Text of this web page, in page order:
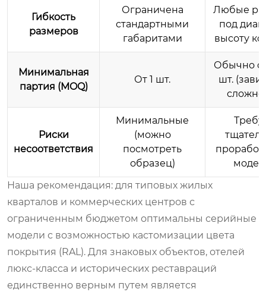
Гибкость
размеров
Ограничена
стандартными
габаритами
Любые
под
высоту
Минимальная
партия (MOQ)
От 1 шт.
Обычно
шт.
Риски
несоответствия
Минимальные
(можно
посмотреть
образец)
Наша рекомендация: для типовых жилых
кварталов и коммерческих центров с
ограниченным бюджетом оптимальны серийные
модели с возможностью кастомизации цвета
покрытия (RAL). Для знаковых объектов, отелей
люкс-класса и исторических реставраций
единственно верным путем является